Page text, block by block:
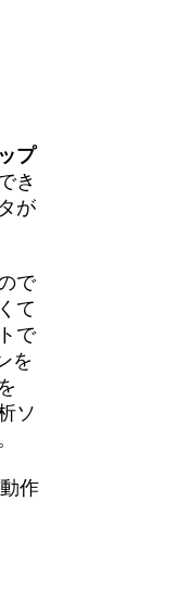
プ
き
が
で
て
で
を
ソ
作